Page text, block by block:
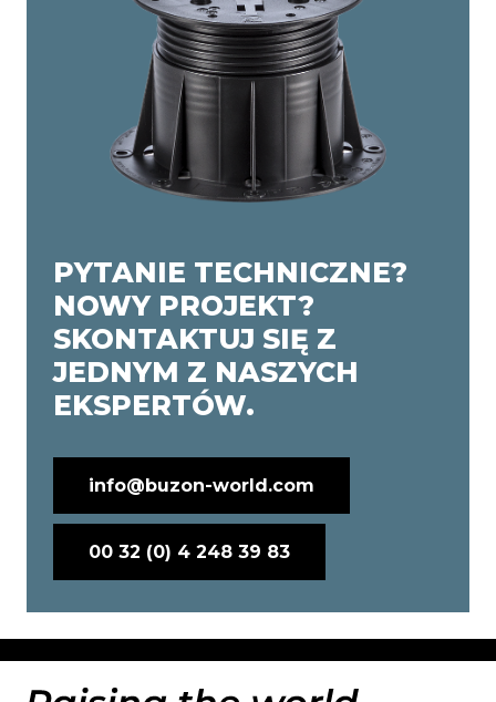
PYTANIE TECHNICZNE?
NOWY PROJEKT?
SKONTAKTUJ SIĘ Z
JEDNYM Z NASZYCH
EKSPERTÓW.
info@buzon-world.com
00 32 (0) 4 248 39 83